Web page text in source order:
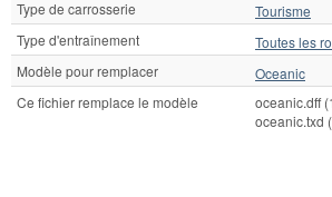
Type de carrosserie
Tourisme
Type d'entraînement
Toutes les
Modèle pour remplacer
Oceanic
Ce fichier remplace le modèle
oceanic.dff
oceanic.txd